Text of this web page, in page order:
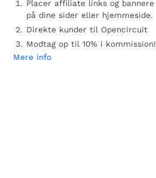
Placer affiliate links og bannere
på dine sider eller hjemmeside.
Direkte kunder til Opencircuit
Modtag op til 10% i kommission!
Mere info